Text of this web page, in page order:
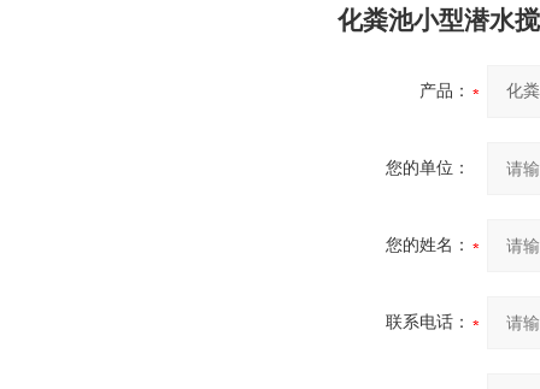
化粪池小型潜水
产品：
您的单位：
您的姓名：
联系电话：